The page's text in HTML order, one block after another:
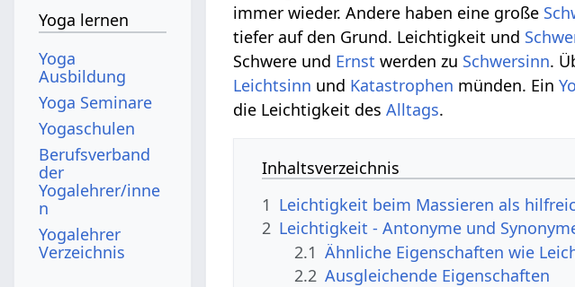
immer wieder. Andere haben eine große
tiefer auf den Grund. Leichtigkeit und
Schwere und Ernst werden zu Schwersinn.
Leichtsinn und Katastrophen münden. Ein
die Leichtigkeit desAlltags.
Inhaltsverzeichnis
1 Leichtigkeit beim Massieren als
2 Leichtigkeit - Antonyme und
2.1 Ähnliche Eigenschaften wie
2.2 Ausgleichende Eigenschaften
Yoga lernen
Yoga
Ausbildung
Yoga Seminare
Yogaschulen
Berufsverband
der
Yogalehrer/inne
n
Yogalehrer
Verzeichnis